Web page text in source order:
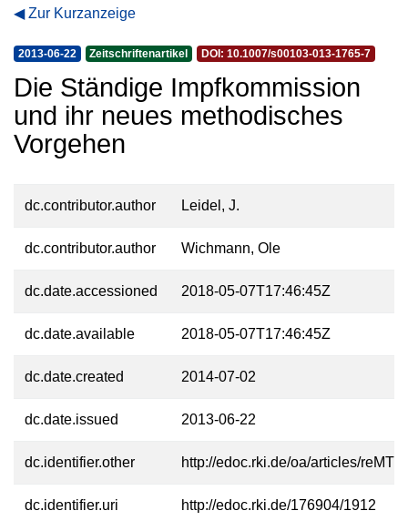
Zur Kurzanzeige
2013-06-22 Zeitschriftenartikel DOI: 10.1007/s00103-013-1765-7
Die Ständige Impfkommission
und ihr neues methodisches
Vorgehen
dc.contributor.author Leidel, J.
dc.contributor.author Wichmann, Ole
dc.date.accessioned 2018-05-07T17:46:45Z
dc.date.available 2018-05-07T17:46:45Z
dc.date.created 2014-07-02
dc.date.issued 2013-06-22
dc.identifier.other http://edoc.rki.de/oa/articles/
dc.identifier.uri http://edoc.rki.de/176904/1912